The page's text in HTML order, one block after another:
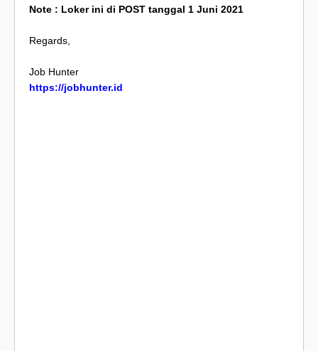
Note : Loker ini di POST tanggal 1 Juni 2021
Regards,
Job Hunter
https://jobhunter.id